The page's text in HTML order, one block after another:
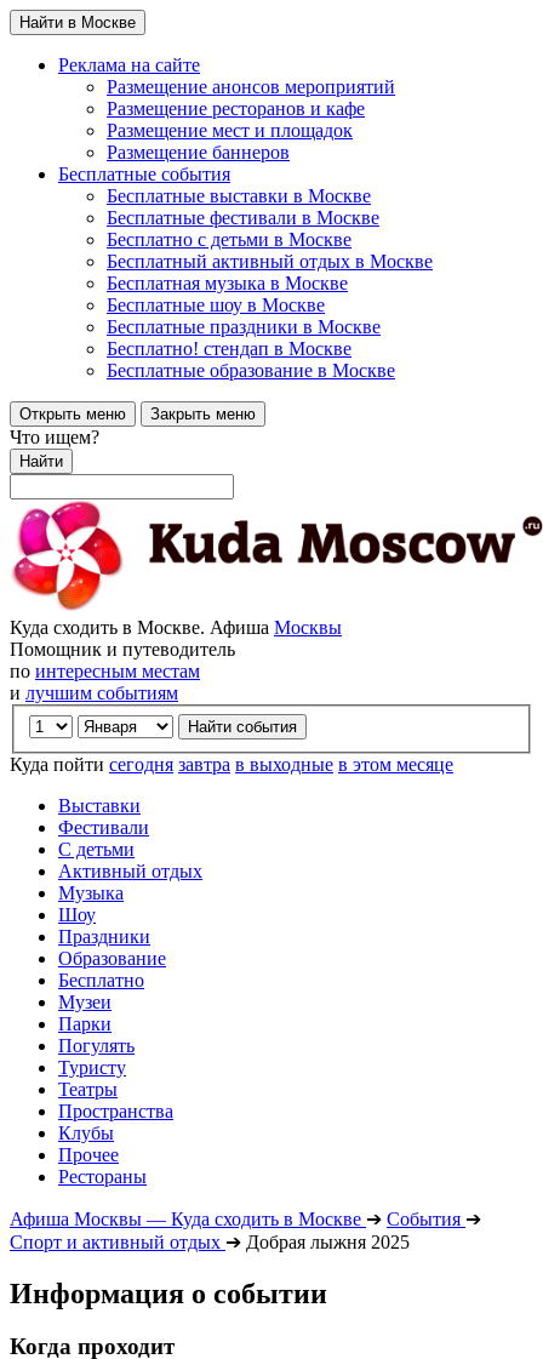
Найти в Москве
Реклама на сайте
Размещение анонсов мероприятий
Размещение ресторанов и кафе
Размещение мест и площадок
Размещение баннеров
Бесплатные события
Бесплатные выставки в Москве
Бесплатные фестивали в Москве
Бесплатно с детьми в Москве
Бесплатный активный отдых в Москве
Бесплатная музыка в Москве
Бесплатные шоу в Москве
Бесплатные праздники в Москве
Бесплатно! стендап в Москве
Бесплатные образование в Москве
Открыть меню Закрыть меню
Что ищем?
Найти
Куда сходить в Москве. Афиша Москвы
Помощник и путеводитель
по интересным местам
и лучшим событиям
Куда пойти сегодня завтра в выходные в этом месяце
Выставки
Фестивали
С детьми
Активный отдых
Музыка
Шоу
Праздники
Образование
Бесплатно
Музеи
Парки
Погулять
Туристу
Театры
Пространства
Клубы
Прочее
Рестораны
Афиша Москвы — Куда сходить в Москве ➔ События ➔
Спорт и активный отдых ➔ Добрая лыжня 2025
Информация о событии
Когда проходит